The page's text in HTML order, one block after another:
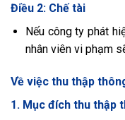
Điều 2: Chế tài
Nếu công ty phát
nhân viên vi phạm
Về việc thu thập
1. Mục đích thu thập